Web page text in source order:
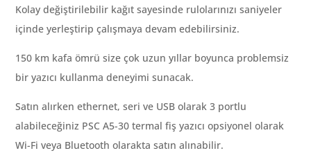
Kolay değiştirilebilir kağıt sayesinde rulolarınızı saniyeler
içinde yerleştirip çalışmaya devam edebilirsiniz.
150 km kafa ömrü size çok uzun yıllar boyunca problemsiz
bir yazıcı kullanma deneyimi sunacak.
Satın alırken ethernet, seri ve USB olarak 3 portlu
alabileceğiniz PSC A5-30 termal fiş yazıcı opsiyonel olarak
Wi-Fi veya Bluetooth olarakta satın alınabilir.